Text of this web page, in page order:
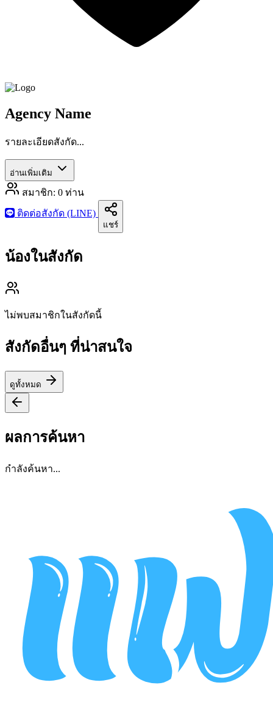
Agency Name
รายละเอียดสังกัด...
อ่านเพิ่มเติม
สมาชิก: 0 ท่าน
ติดต่อสังกัด (LINE)
แชร์
น้องในสังกัด
ไม่พบสมาชิกในสังกัดนี้
สังกัดอื่นๆ ที่น่าสนใจ
ดูทั้งหมด
ผลการค้นหา
กำลังค้นหา...